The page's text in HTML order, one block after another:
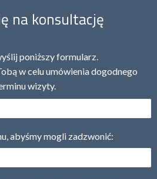
na konsultację
poniższy formularz.
w celu umówienia dogodnego
wizyty.
abyśmy mogli zadzwonić: